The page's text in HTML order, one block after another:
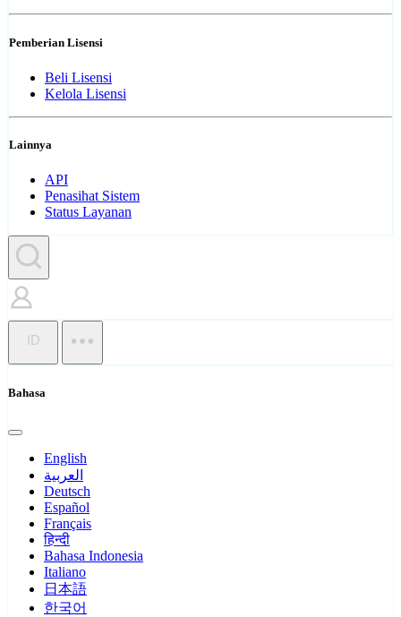
Pemberian Lisensi
Beli Lisensi
Kelola Lisensi
Lainnya
API
Penasihat Sistem
Status Layanan
ID
Bahasa
English
العربية
Deutsch
Español
Français
हिन्दी
Bahasa Indonesia
Italiano
日本語
한국어